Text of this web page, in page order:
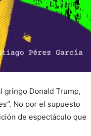
gringo Donald Trump,
No por el supuesto
de espectáculo que